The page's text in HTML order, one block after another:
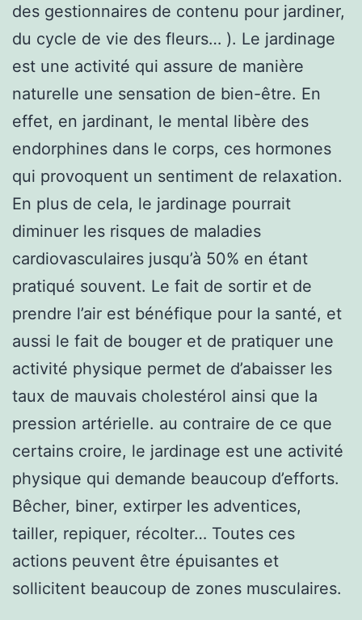
des gestionnaires de contenu pour jardiner,
du cycle de vie des fleurs… ). Le jardinage
est une activité qui assure de manière
naturelle une sensation de bien-être. En
effet, en jardinant, le mental libère des
endorphines dans le corps, ces hormones
qui provoquent un sentiment de relaxation.
En plus de cela, le jardinage pourrait
diminuer les risques de maladies
cardiovasculaires jusqu’à 50% en étant
pratiqué souvent. Le fait de sortir et de
prendre l’air est bénéfique pour la santé, et
aussi le fait de bouger et de pratiquer une
activité physique permet de d’abaisser les
taux de mauvais cholestérol ainsi que la
pression artérielle. au contraire de ce que
certains croire, le jardinage est une activité
physique qui demande beaucoup d’efforts.
Bêcher, biner, extirper les adventices,
tailler, repiquer, récolter… Toutes ces
actions peuvent être épuisantes et
sollicitent beaucoup de zones musculaires.